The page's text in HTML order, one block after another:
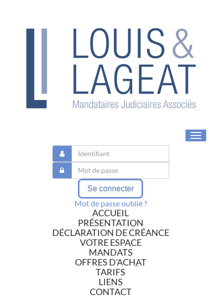
Toggle
Se connecter
Mot de passe oublié ?
ACCUEIL
PRÉSENTATION
DÉCLARATION DE CRÉANCE
VOTRE ESPACE
MANDATS
OFFRES D'ACHAT
TARIFS
LIENS
CONTACT